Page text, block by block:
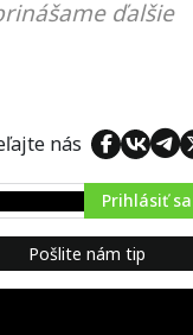
ďalšie
nás
Prihlásiť sa
Pošlite nám tip